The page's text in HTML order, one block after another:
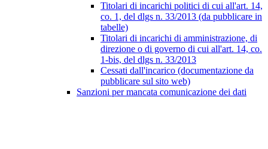
Titolari di incarichi politici di cui all'art. 14,
co. 1, del dlgs n. 33/2013 (da pubblicare in
tabelle)
Titolari di incarichi di amministrazione, di
direzione o di governo di cui all'art. 14, co.
1-bis, del dlgs n. 33/2013
Cessati dall'incarico (documentazione da
pubblicare sul sito web)
Sanzioni per mancata comunicazione dei dati